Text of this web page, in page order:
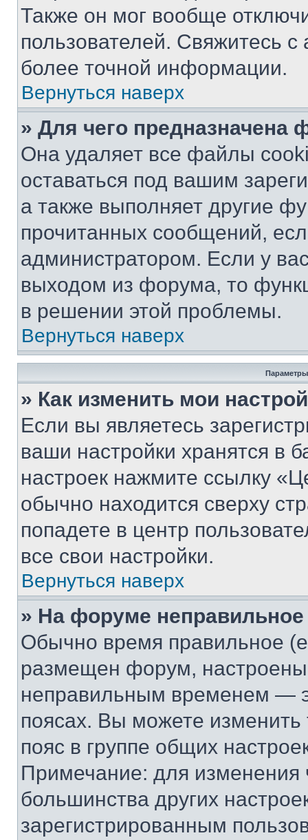
Также он мог вообще
пользователей. Свяжитесь
более точной информации.
Вернуться наверх
» Для чего предназначена
Она удаляет все файлы
оставаться под вашим
а также выполняет другие
прочитанных сообщений,
администратором. Если у
выходом из форума, то
в решении этой проблемы.
Вернуться наверх
Параметры
» Как изменить мои
Если вы являетесь
ваши настройки хранятся в
настроек нажмите ссылку
обычно находится сверху
попадете в центр
все свои настройки.
Вернуться наверх
» На форуме
Обычно время правильное
размещен форум, настроены
неправильным временем —
поясах. Вы можете изменить
пояс в группе общих
Примечание: для изменения
большинства других
зарегистрированным